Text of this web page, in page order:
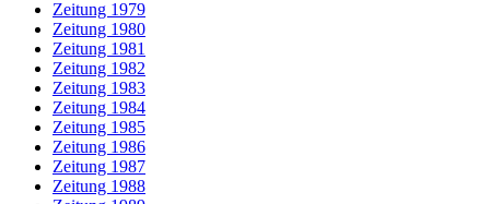
Zeitung 1979
Zeitung 1980
Zeitung 1981
Zeitung 1982
Zeitung 1983
Zeitung 1984
Zeitung 1985
Zeitung 1986
Zeitung 1987
Zeitung 1988